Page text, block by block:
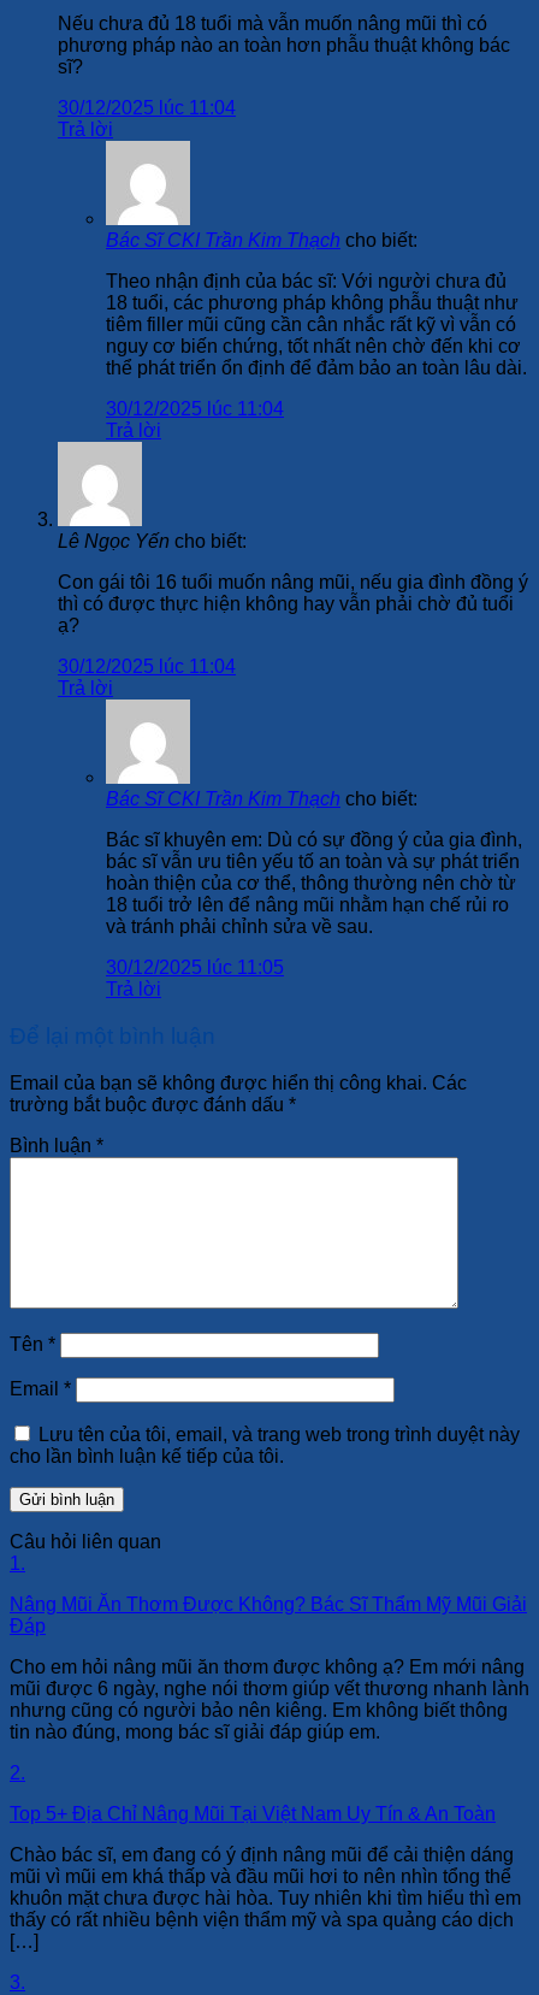
Nếu chưa đủ 18 tuổi mà vẫn muốn nâng mũi thì có
phương pháp nào an toàn hơn phẫu thuật không bác
sĩ?
30/12/2025 lúc 11:04
Trả lời
Bác Sĩ CKI Trần Kim Thạch cho biết:
Theo nhận định của bác sĩ: Với người chưa đủ
18 tuổi, các phương pháp không phẫu thuật như
tiêm filler mũi cũng cần cân nhắc rất kỹ vì vẫn có
nguy cơ biến chứng, tốt nhất nên chờ đến khi cơ
thể phát triển ổn định để đảm bảo an toàn lâu dài.
30/12/2025 lúc 11:04
Trả lời
Lê Ngọc Yến cho biết:
Con gái tôi 16 tuổi muốn nâng mũi, nếu gia đình đồng ý
thì có được thực hiện không hay vẫn phải chờ đủ tuổi
ạ?
30/12/2025 lúc 11:04
Trả lời
Bác Sĩ CKI Trần Kim Thạch cho biết:
Bác sĩ khuyên em: Dù có sự đồng ý của gia đình,
bác sĩ vẫn ưu tiên yếu tố an toàn và sự phát triển
hoàn thiện của cơ thể, thông thường nên chờ từ
18 tuổi trở lên để nâng mũi nhằm hạn chế rủi ro
và tránh phải chỉnh sửa về sau.
30/12/2025 lúc 11:05
Trả lời
Để lại một bình luận
Email của bạn sẽ không được hiển thị công khai. Các
trường bắt buộc được đánh dấu *
Bình luận *
Tên *
Email *
Lưu tên của tôi, email, và trang web trong trình duyệt này
cho lần bình luận kế tiếp của tôi.
Câu hỏi liên quan
1.
Nâng Mũi Ăn Thơm Được Không? Bác Sĩ Thẩm Mỹ Mũi Giải
Đáp
Cho em hỏi nâng mũi ăn thơm được không ạ? Em mới nâng
mũi được 6 ngày, nghe nói thơm giúp vết thương nhanh lành
nhưng cũng có người bảo nên kiêng. Em không biết thông
tin nào đúng, mong bác sĩ giải đáp giúp em.
2.
Top 5+ Địa Chỉ Nâng Mũi Tại Việt Nam Uy Tín & An Toàn
Chào bác sĩ, em đang có ý định nâng mũi để cải thiện dáng
mũi vì mũi em khá thấp và đầu mũi hơi to nên nhìn tổng thể
khuôn mặt chưa được hài hòa. Tuy nhiên khi tìm hiểu thì em
thấy có rất nhiều bệnh viện thẩm mỹ và spa quảng cáo dịch
[…]
3.